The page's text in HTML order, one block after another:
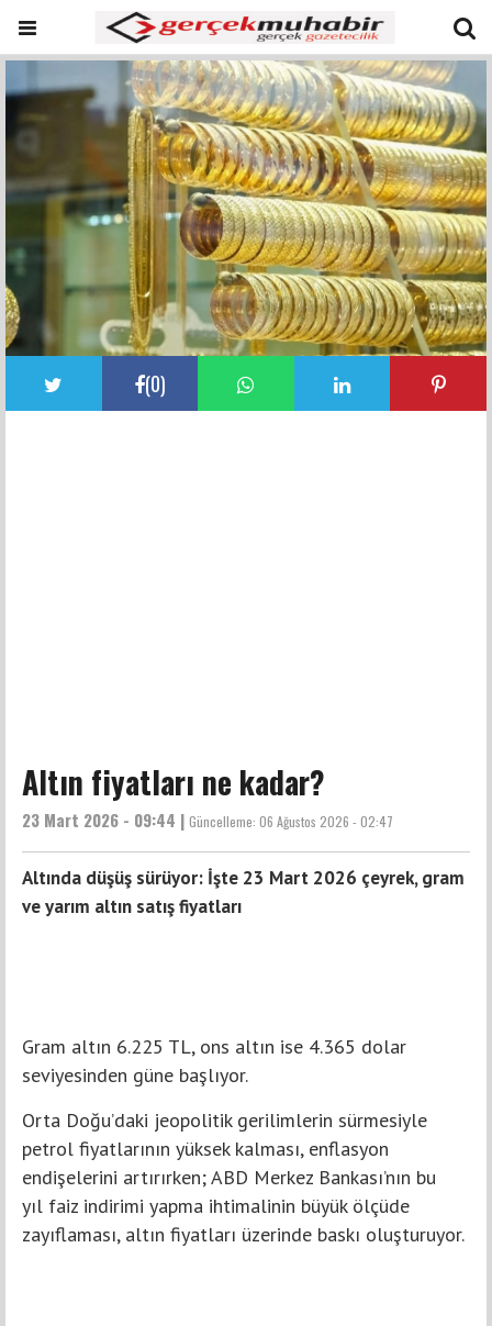
(0)
Altın fiyatları ne kadar?
23 Mart 2026 - 09:44 | Güncelleme: 06 Ağustos 2026 - 02:47
Altında düşüş sürüyor: İşte 23 Mart 2026 çeyrek, gram
ve yarım altın satış fiyatları
Gram altın 6.225 TL, ons altın ise 4.365 dolar
seviyesinden güne başlıyor.
Orta Doğu’daki jeopolitik gerilimlerin sürmesiyle
petrol fiyatlarının yüksek kalması, enflasyon
endişelerini artırırken; ABD Merkez Bankası’nın bu
yıl faiz indirimi yapma ihtimalinin büyük ölçüde
zayıflaması, altın fiyatları üzerinde baskı oluşturuyor.